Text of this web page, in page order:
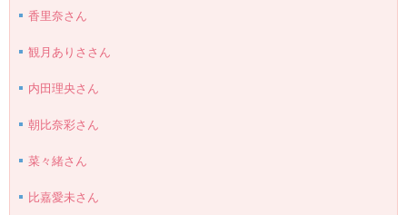
香里奈さん
観月ありささん
内田理央さん
朝比奈彩さん
菜々緒さん
比嘉愛未さん